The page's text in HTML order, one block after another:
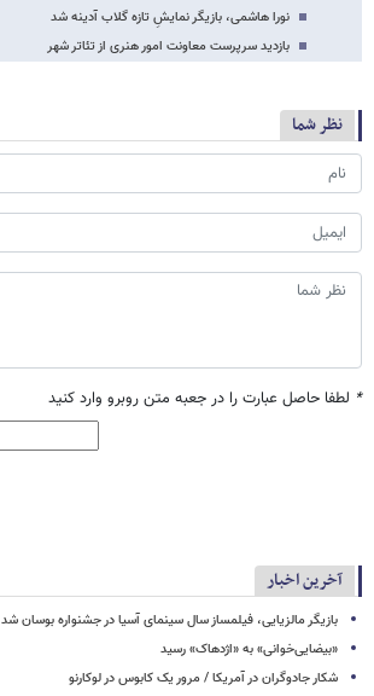
نورا هاشمی، بازیگر نمایشِ تازه گلاب آدینه شد
بازدید سرپرست معاونت امور هنری از تئاتر شهر
نظر شما
* لطفا حاصل عبارت را در جعبه متن روبرو وارد کنید
آخرین اخبار
بازیگر مالزیایی، فیلمساز سال سینمای آسیا در جشنواره بوسان شد
«بیضایی‌خوانی» به «اژدهاک» رسید
شکار جادوگران در آمریکا / مرور یک کابوس در لوکارنو